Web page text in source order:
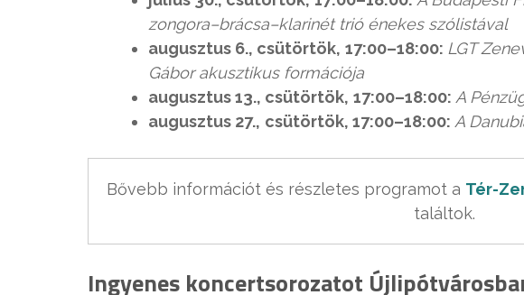
zongora–brácsa–klarinét trió énekes szólistával
augusztus 6., csütörtök, 17:00–18:00: LGT
Gábor akusztikus formációja
augusztus 13., csütörtök, 17:00–18:00: A
augusztus 27., csütörtök, 17:00–18:00: A
Bővebb információt és részletes programot a Tér-
találtok.
Ingyenes koncertsorozatot